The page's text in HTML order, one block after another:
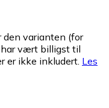
den varianten (for
har vært billigst til
er ikke inkludert. Les